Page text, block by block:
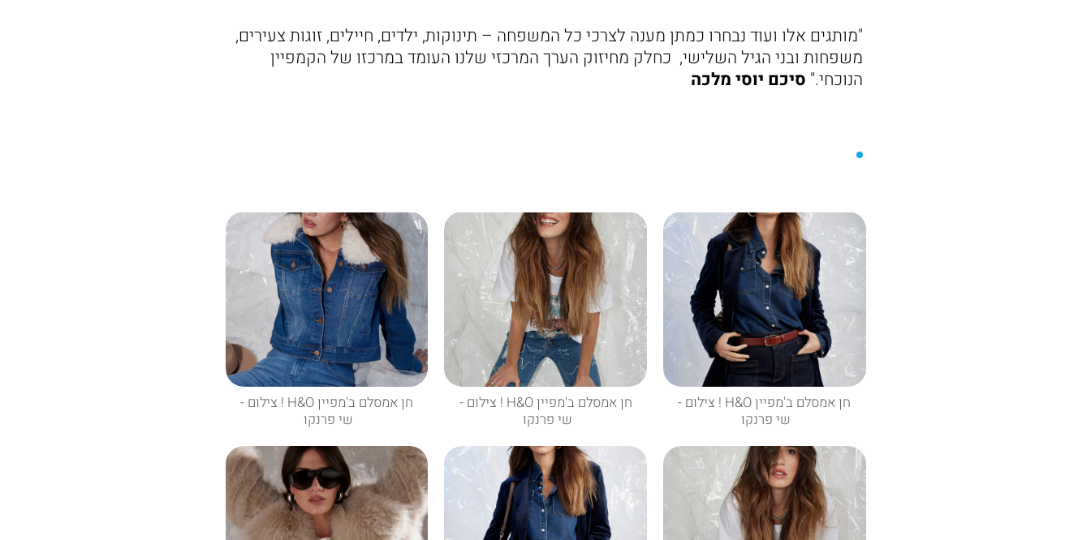
"מותגים אלו ועוד נבחרו כמתן מענה לצרכי כל המשפחה – תינוקות, ילדים, חיילים, זוגות צעירים,
משפחות ובני הגיל השלישי, כחלק מחיזוק הערך המרכזי שלנו העומד במרכזו של הקמפיין
הנוכחי." סיכם יוסי מלכה
חן אמסלם ב'מפיין H&O ! צילום -
שי פרנקו
חן אמסלם ב'מפיין H&O ! צילום -
שי פרנקו
חן אמסלם ב'מפיין H&O ! צילום -
שי פרנקו